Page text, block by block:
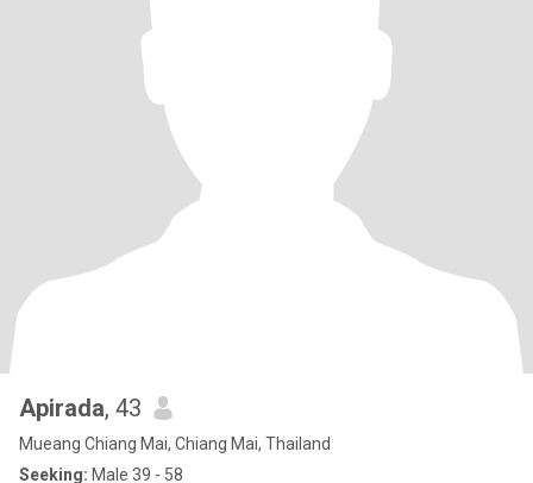
Apirada, 43
Mueang Chiang Mai, Chiang Mai, Thailand
Seeking: Male 39 - 58